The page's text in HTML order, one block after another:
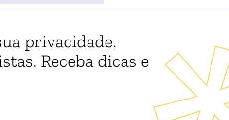
privacidade.
Receba dicas e